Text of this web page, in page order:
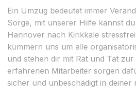
Ein Umzug bedeutet immer
Sorge, mit unserer Hilfe kannst
Hannover nach Kirikkale
kümmern uns um alle
und stehen dir mit Rat und Tat zur
erfahrenen Mitarbeiter sorgen
sicher und unbeschädigt in deiner